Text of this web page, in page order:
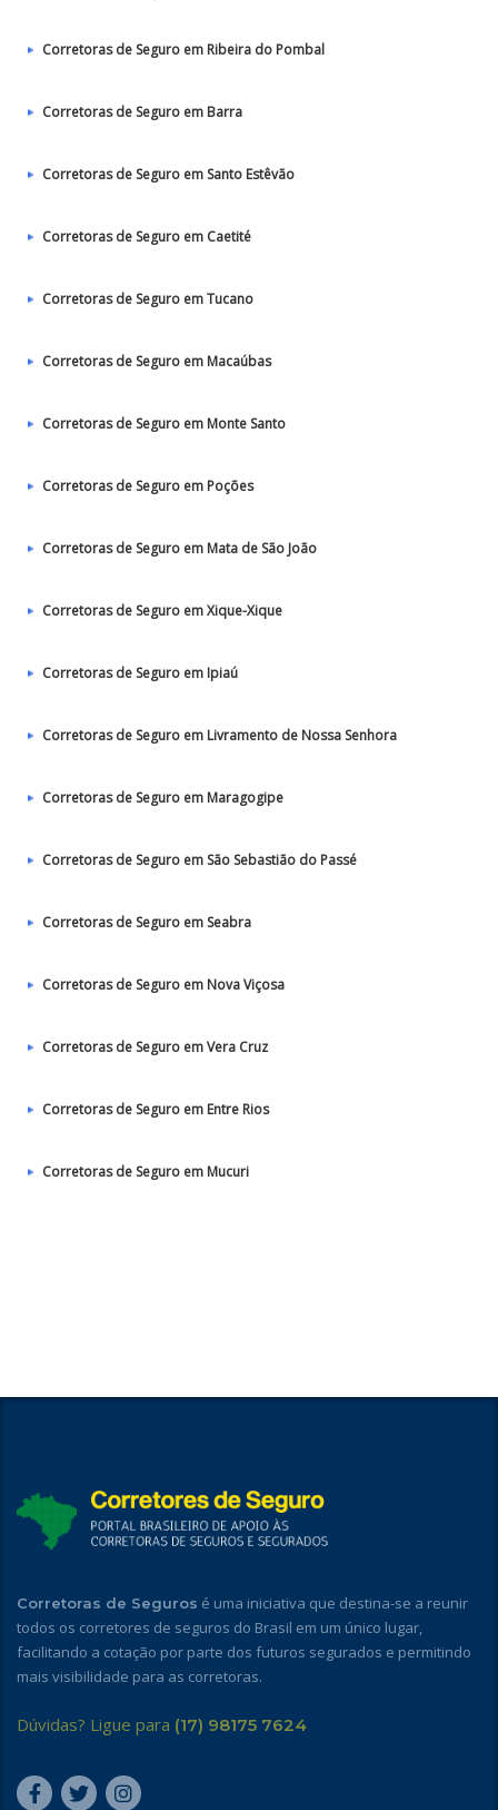
Corretoras de Seguro em Ribeira do Pombal
Corretoras de Seguro em Barra
Corretoras de Seguro em Santo Estêvão
Corretoras de Seguro em Caetité
Corretoras de Seguro em Tucano
Corretoras de Seguro em Macaúbas
Corretoras de Seguro em Monte Santo
Corretoras de Seguro em Poções
Corretoras de Seguro em Mata de São João
Corretoras de Seguro em Xique-Xique
Corretoras de Seguro em Ipiaú
Corretoras de Seguro em Livramento de Nossa Senhora
Corretoras de Seguro em Maragogipe
Corretoras de Seguro em São Sebastião do Passé
Corretoras de Seguro em Seabra
Corretoras de Seguro em Nova Viçosa
Corretoras de Seguro em Vera Cruz
Corretoras de Seguro em Entre Rios
Corretoras de Seguro em Mucuri
Corretoras de Seguros é uma iniciativa que destina-se a reunir
todos os corretores de seguros do Brasil em um único lugar,
facilitando a cotação por parte dos futuros segurados e permitindo
mais visibilidade para as corretoras.
Dúvidas? Ligue para (17) 98175 7624